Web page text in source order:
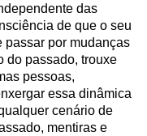
das
de que o seu
passar por mudanças
do passado, trouxe
pessoas,
essa dinâmica
cenário de
mentiras e